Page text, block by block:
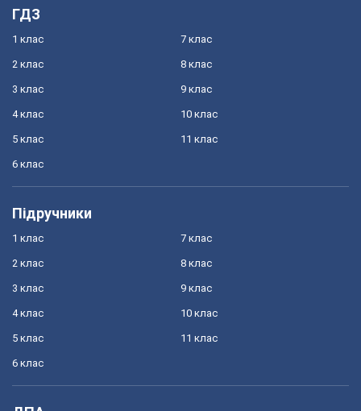
ГДЗ
1 клас
2 клас
3 клас
4 клас
5 клас
6 клас
7 клас
8 клас
9 клас
10 клас
11 клас
Підручники
1 клас
2 клас
3 клас
4 клас
5 клас
6 клас
7 клас
8 клас
9 клас
10 клас
11 клас